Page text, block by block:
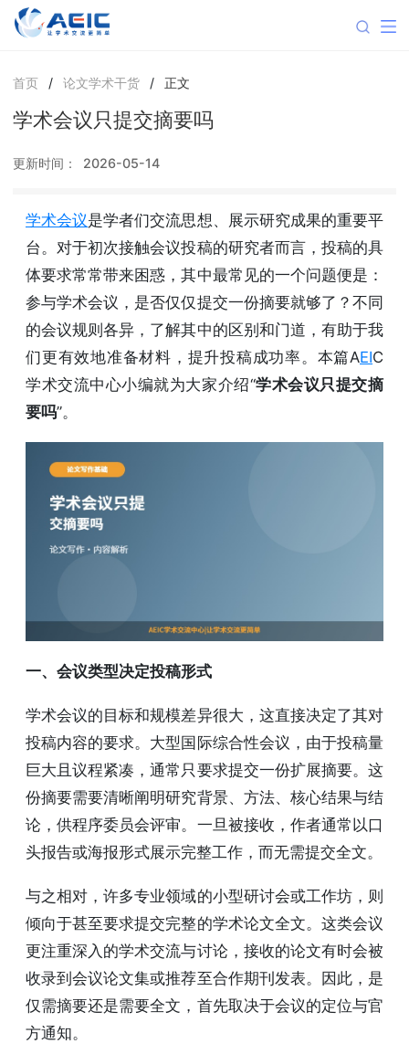
首页 / 论文学术干货 / 正文
学术会议只提交摘要吗
更新时间： 2026-05-14
学术会议是学者们交流思想、展示研究成果的重要平
台。对于初次接触会议投稿的研究者而言，投稿的具
体要求常常带来困惑，其中最常见的一个问题便是：
参与学术会议，是否仅仅提交一份摘要就够了？不同
的会议规则各异，了解其中的区别和门道，有助于我
们更有效地准备材料，提升投稿成功率。本篇AEIC
学术交流中心小编就为大家介绍“学术会议只提交摘
要吗”。
一、会议类型决定投稿形式
学术会议的目标和规模差异很大，这直接决定了其对
投稿内容的要求。大型国际综合性会议，由于投稿量
巨大且议程紧凑，通常只要求提交一份扩展摘要。这
份摘要需要清晰阐明研究背景、方法、核心结果与结
论，供程序委员会评审。一旦被接收，作者通常以口
头报告或海报形式展示完整工作，而无需提交全文。
与之相对，许多专业领域的小型研讨会或工作坊，则
倾向于甚至要求提交完整的学术论文全文。这类会议
更注重深入的学术交流与讨论，接收的论文有时会被
收录到会议论文集或推荐至合作期刊发表。因此，是
仅需摘要还是需要全文，首先取决于会议的定位与官
方通知。